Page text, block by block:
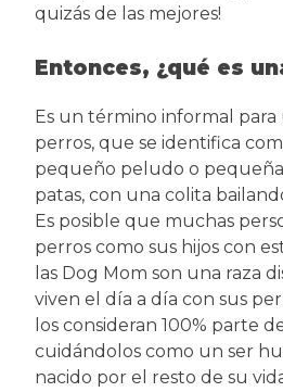
quizás de las mejores!
Entonces, ¿qué es
Es un término informal
perros, que se identifica
pequeño peludo o
patas, con una colita
Es posible que muchas
perros como sus hijos con
las Dog Mom son una raza
viven el día a día con sus
los consideran 100% parte
cuidándolos como un ser
nacido por el resto de su